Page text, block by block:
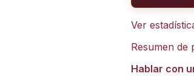
Ver
Resumen de
Hablar con